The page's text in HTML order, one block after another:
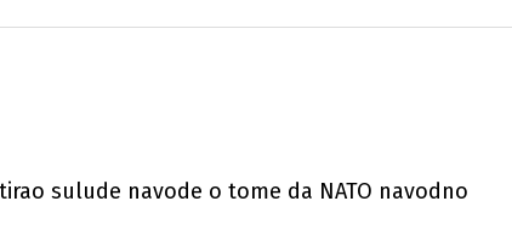
sulude navode o tome da NATO navodno